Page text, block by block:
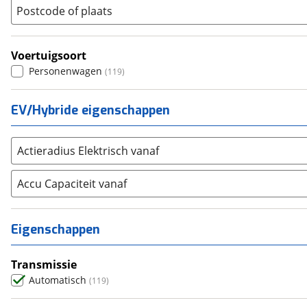
Seat )
SKODA (2390)
Suzuki (1044
Toyota (7074)
Volvo (5642)
Abarth (29)
Aiways (16)
Aixam (74)
Alpina
Alpine (84)
Aston Martin
Audi (4915)
Austin (0)
UX
Postcode of plaats
Voertuigsoort
Personenwagen (119)
EV/Hybride eigenschappen
Actieradius Elektrisch vanaf
Accu Capaciteit vanaf
Eigenschappen
Transmissie
Automatisch (119)